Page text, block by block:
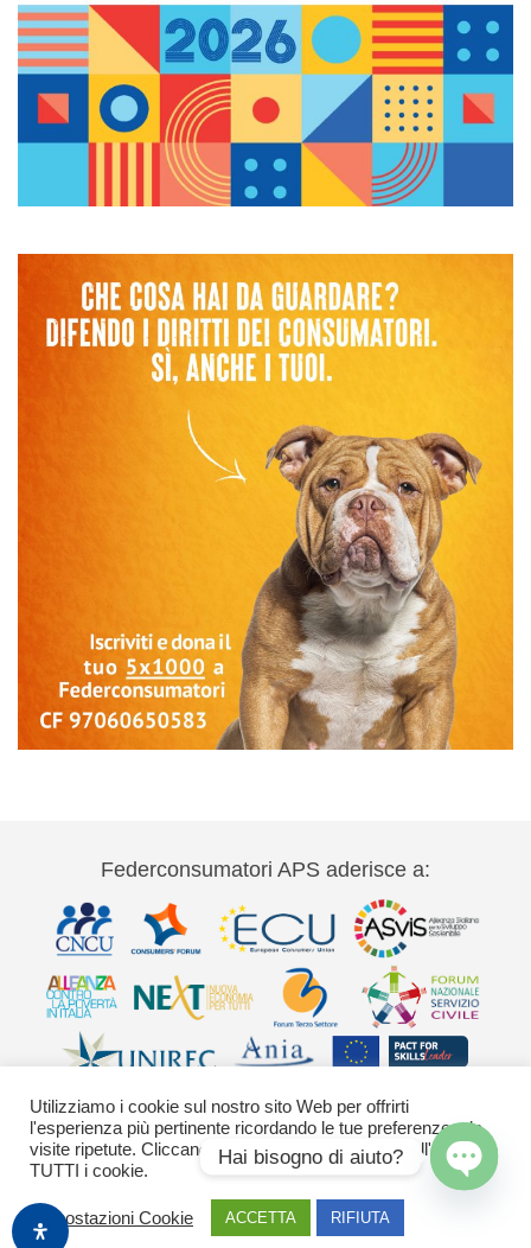
Federconsumatori APS aderisce a:
Via Palestro 11 00185 Roma - tel 06
42020755-9 federconsumatori@federconsumatori.it Ufficio stampa tel: 06
42020755 ufficiostampa@federconsumatori.it -Cookies Policy
Utilizziamo i cookie sul nostro sito Web per offrirti
l'esperienza più pertinente ricordando le tue preferenze e le
visite ripetute. Cliccando su "Accetta" acconsenti all'uso di
TUTTI i cookie.
Impostazioni Cookie ACCETTA RIFIUTA
Hai bisogno di aiuto?